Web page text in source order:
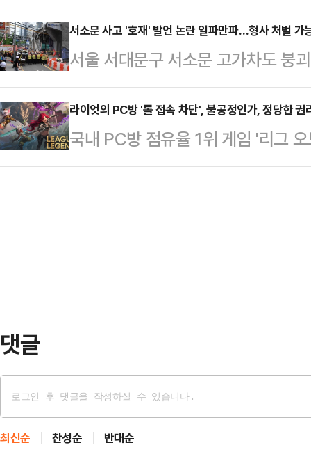
허철훈 사무총장, 오민석…
가능성은 매우 크다"고 내다봤다.4
서민민생대책위원회(서민위)는 전
총장, 오민석 서울시선관위원장과
장과 조시훈 사무국장을 직권남…
있다. 핵심 쟁점은 5·18 유공자·유
기념재단과 공법 3단체(부상자회·
신세계그룹 회장과 손정현 전 스타
5·18특별법 위반, 정보통신망법상
에 고소했다.박정보 서울경찰청장
성을 묻는 질문에 "모든 가능성이
고 밝혔다. 법조…
서소문 사고 '호재' 발언 논란 일파만파…형사 처벌
서울 서대문구 서소문 고가차도 붕
확산하고 있다. 더불어민주당 정원
팅방에서 성명불상의 인물이 '참사'
거세다.시민단체가 이 사건과 관련
제로 비화 조짐이다. 다만 법조계는
라이엇의 PC방 '롤 접속 차단', 불공정인가, 정당한
국내 PC방 점유율 1위 게임 '리그
개발사인 라이엇게임즈가 유료 가
댓글
최신순 찬성순 반대순